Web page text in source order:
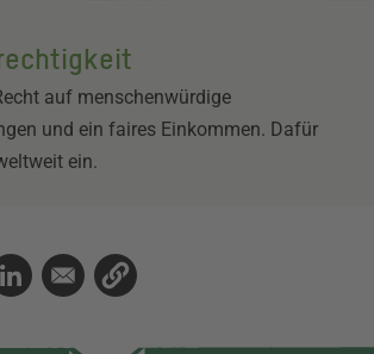
auf menschenwürdige
und ein faires Einkommen. Dafür
ein.